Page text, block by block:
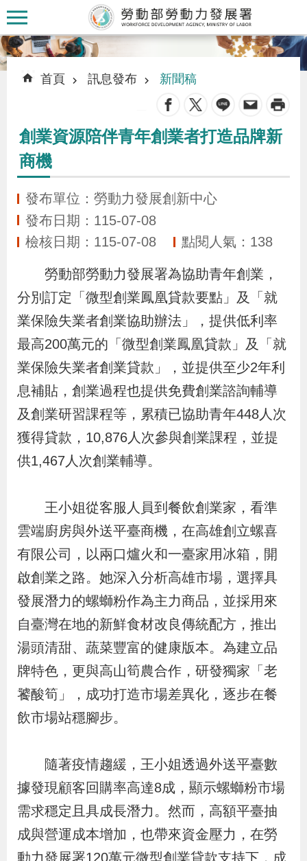
跳到主要內容區塊
認
識
署
訊
發
布
為
民
服
務
業
區
上
申
辦
宣
導
專
關
連
結
:::
::: 首頁 訊息發布 新聞稿
創業資源陪伴青年創業者打造品牌新
商機
發布單位：勞動力發展創新中心
發布日期：115-07-08
檢核日期：115-07-08
點閱人氣：138
勞動部勞動力發展署為協助青年創業，
分別訂定「微型創業鳳凰貸款要點」及「就
業保險失業者創業協助辦法」，提供低利率
最高200萬元的「微型創業鳳凰貸款」及「就
業保險失業者創業貸款」，並提供至少2年利
息補貼，創業過程也提供免費創業諮詢輔導
及創業研習課程等，累積已協助青年448人次
獲得貸款，10,876人次參與創業課程，並提
供1,467人次創業輔導。
王小姐從客服人員到餐飲創業家，看準
雲端廚房與外送平臺商機，在高雄創立螺喜
有限公司，以兩口爐火和一臺家用冰箱，開
啟創業之路。她深入分析高雄市場，選擇具
發展潛力的螺螄粉作為主力商品，並採用來
自臺灣在地的新鮮食材改良傳統配方，推出
湯頭清甜、蔬菜豐富的健康版本。為建立品
牌特色，更與高山筍農合作，研發獨家「老
饕酸筍」，成功打造市場差異化，逐步在餐
飲市場站穩腳步。
隨著疫情趨緩，王小姐透過外送平臺數
據發現顧客回購率高達8成，顯示螺螄粉市場
需求穩定且具成長潛力。然而，高額平臺抽
成與營運成本增加，也帶來資金壓力，在勞
動力發展署120萬元微型創業貸款支持下，成